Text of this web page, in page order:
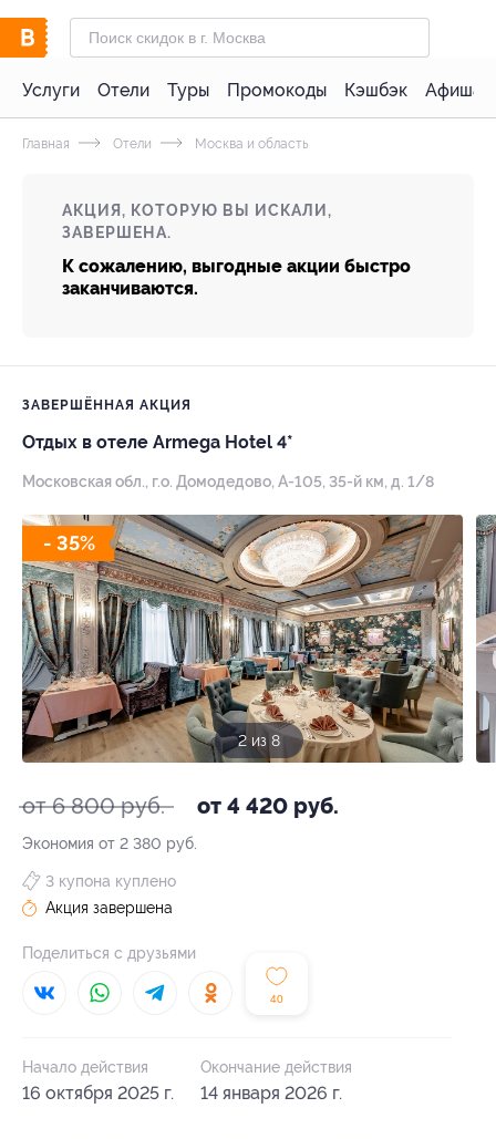
Услуги Отели Туры Промокоды Кэшбэк Афиша
Главная Отели Москва и область
АКЦИЯ, КОТОРУЮ ВЫ ИСКАЛИ,
ЗАВЕРШЕНА.
К сожалению, выгодные акции быстро
заканчиваются.
ЗАВЕРШЁННАЯ АКЦИЯ
Отдых в отеле Armega Hotel 4*
Московская обл., г.о. Домодедово, А-105, 35-й км, д. 1/8
- 35%
2 из 8
от 6 800 руб. от 4 420 руб.
Экономия от 2 380 руб.
40
3 купона куплено
Акция завершена
Поделиться с друзьями
Начало действия
16 октября 2025 г.
Окончание действия
14 января 2026 г.